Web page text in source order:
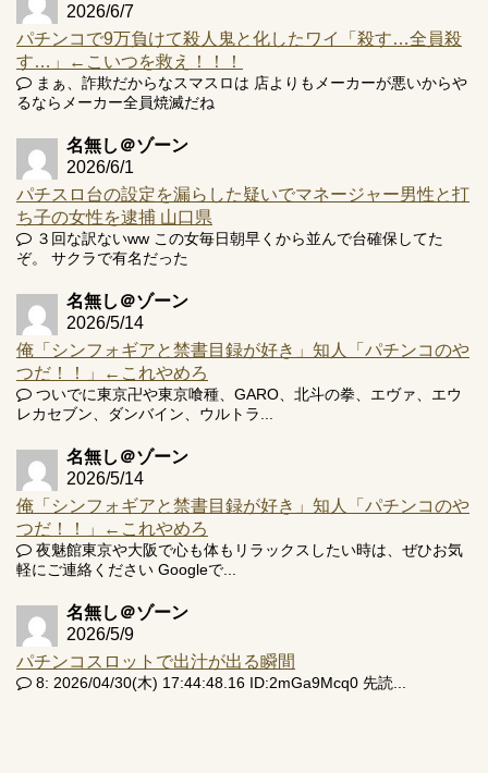
Powered by livedoor 相互RSS
2026/6/7
パチンコで9万負けて殺人鬼と化したワイ「殺す…全員殺
す…」←こいつを救え！！！
まぁ、詐欺だからなスマスロは 店よりもメーカーが悪いからや
るならメーカー全員焼滅だね
名無し＠ゾーン
2026/6/1
パチスロ台の設定を漏らした疑いでマネージャー男性と打
ち子の女性を逮捕 山口県
３回な訳ないww この女毎日朝早くから並んで台確保してた
ぞ。 サクラで有名だった
名無し＠ゾーン
2026/5/14
俺「シンフォギアと禁書目録が好き」知人「パチンコのや
つだ！！」←これやめろ
ついでに東京卍や東京喰種、GARO、北斗の拳、エヴァ、エウ
レカセブン、ダンバイン、ウルトラ...
名無し＠ゾーン
2026/5/14
俺「シンフォギアと禁書目録が好き」知人「パチンコのや
つだ！！」←これやめろ
夜魅館東京や大阪で心も体もリラックスしたい時は、ぜひお気
軽にご連絡ください Googleで...
名無し＠ゾーン
2026/5/9
パチンコスロットで出汁が出る瞬間
8: 2026/04/30(木) 17:44:48.16 ID:2mGa9Mcq0 先読...